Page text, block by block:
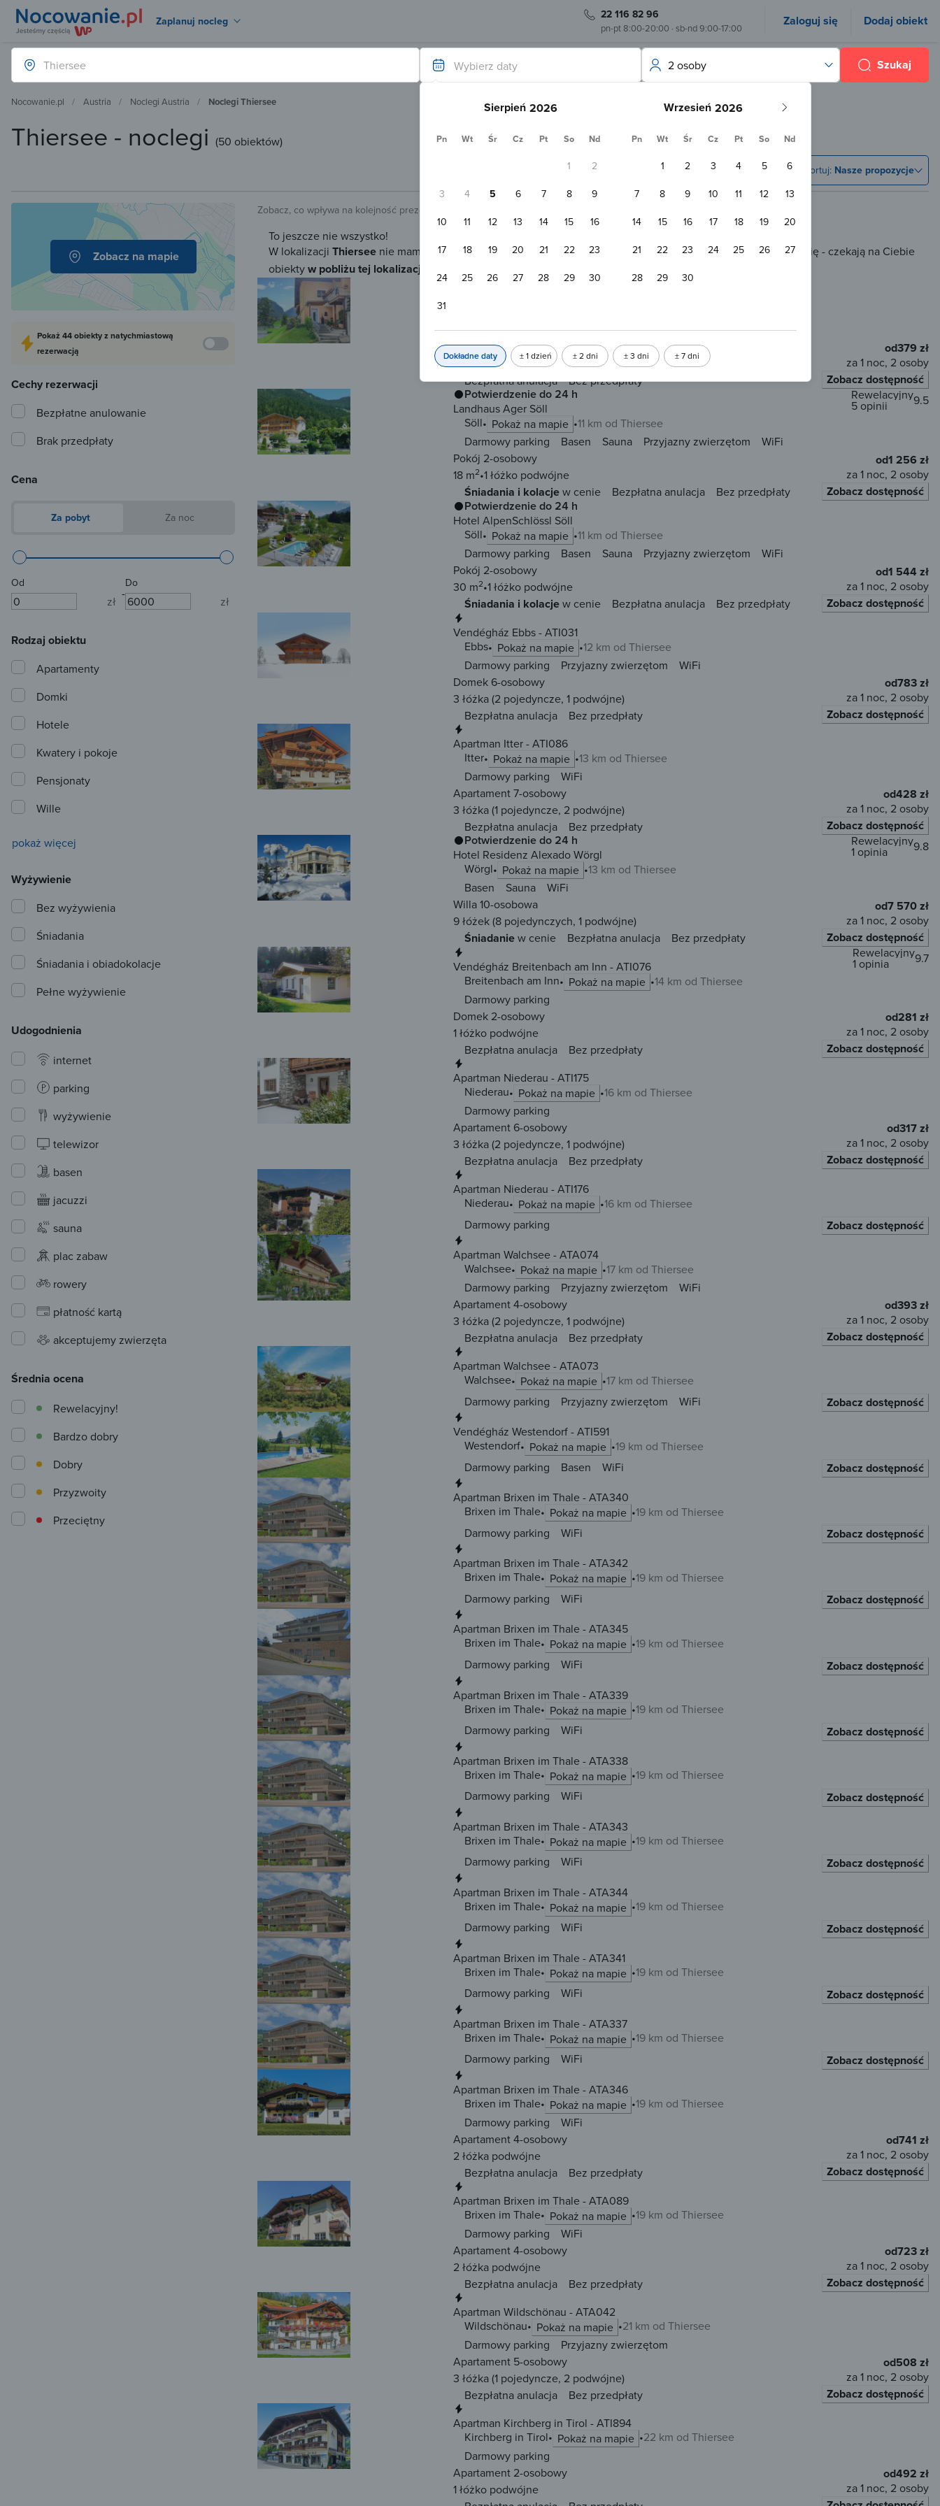
Zaplanuj nocleg 22 116 82 96
pn-pt 8:00-20:00 · sb-nd 9:00-17:00 Zaloguj się Dodaj obiekt
Wybierz daty
Sierpień Wrzesień
Pn Wt Śr Cz Pt So Nd Pn Wt Śr Cz Pt So Nd
1
2
3
4 5 6 7 8
9
10
11 12 13 14 15
16
17
18 19 20 21 22
23
24
25 26 27 28 29
30
31
1 2 3 4 5
6
7
8 9 10 11 12
13
14
15 16 17 18 19
20
21
22 23 24 25 26
27
28
29 30
Dokładne daty ± 1 dzień ± 2 dni ± 3 dni ± 7 dni
2 osoby Szukaj
Nocowanie.pl Austria Noclegi Austria Noclegi Thiersee
Thiersee - noclegi (50 obiektów)
Sortuj: Nasze propozycje
Zobacz, co wpływa na kolejność prezentowanych obiektów.
To jeszcze nie wszystko!
W lokalizacji Thiersee nie mamy więcej dostępnych noclegów z możliwością rezerwacji online, ale nie martw się - czekają na Ciebie
obiektyw pobliżu tej lokalizacji
Natychmiastowa rezerwacja
Przyjazny zwierzętom
WiFi
Apartament 4-osobowy
3 łóżka(2 pojedyncze, 1 podwójne)
Bezpłatna anulacja
Bez przedpłaty
od379 zł
za 1 noc, 2 osoby
Zobacz dostępność
Potwierdzenie do 24 h
Landhaus Ager Söll
Söll
Pokaż na mapie 11 km od Thiersee
9.5
Rewelacyjny
5 opinii
Darmowy parking Basen Sauna Przyjazny zwierzętom
WiFi
Pokój 2-osobowy
18 m2 1 łóżko podwójne
Śniadania i kolacjew cenie Bezpłatna anulacja Bez przedpłaty
od1 256 zł
za 1 noc, 2 osoby
Zobacz dostępność
Potwierdzenie do 24 h
Hotel AlpenSchlössl Söll
Söll
Pokaż na mapie
11 km od Thiersee
Darmowy parking
Basen Sauna Przyjazny zwierzętom
WiFi
Pokój 2-osobowy
30 m2 1 łóżko podwójne
Śniadania i kolacjew cenie Bezpłatna anulacja Bez przedpłaty
od1 544 zł
za 1 noc, 2 osoby
Zobacz dostępność
Vendégház Ebbs - ATI031
Ebbs
Pokaż na mapie
12 km od Thiersee
Darmowy parking
Przyjazny zwierzętom
WiFi
Domek 6-osobowy
3 łóżka(2 pojedyncze, 1 podwójne)
Bezpłatna anulacja
Bez przedpłaty
od783 zł
za 1 noc, 2 osoby
Zobacz dostępność
Apartman Itter - ATI086
Itter
Pokaż na mapie
13 km od Thiersee
Darmowy parking
WiFi
Apartament 7-osobowy
3 łóżka(1 pojedyncze, 2 podwójne)
Bezpłatna anulacja
Bez przedpłaty
od428 zł
za 1 noc, 2 osoby
Zobacz dostępność
Potwierdzenie do 24 h
Hotel Residenz Alexado Wörgl
Wörgl
Pokaż na mapie 13 km od Thiersee
9.8
Rewelacyjny
1 opinia
Basen Sauna
WiFi
Willa 10-osobowa
9 łóżek(8 pojedynczych, 1 podwójne)
Śniadaniew cenie Bezpłatna anulacja Bez przedpłaty
od7 570 zł
za 1 noc, 2 osoby
Zobacz dostępność
Vendégház Breitenbach am Inn - ATI076
Breitenbach am Inn
Pokaż na mapie 14 km od Thiersee
9.7
Rewelacyjny
1 opinia
Darmowy parking
Domek 2-osobowy
1 łóżko podwójne
Bezpłatna anulacja
Bez przedpłaty
od281 zł
za 1 noc, 2 osoby
Zobacz dostępność
Apartman Niederau - ATI175
Niederau
Pokaż na mapie
16 km od Thiersee
Darmowy parking
Apartament 6-osobowy
3 łóżka(2 pojedyncze, 1 podwójne)
Bezpłatna anulacja
Bez przedpłaty
od317 zł
za 1 noc, 2 osoby
Zobacz dostępność
Apartman Niederau - ATI176
Niederau
Pokaż na mapie
16 km od Thiersee
Darmowy parking
Zobacz dostępność
Apartman Walchsee - ATA074
Walchsee
Pokaż na mapie
17 km od Thiersee
Darmowy parking
Przyjazny zwierzętom
WiFi
Apartament 4-osobowy
3 łóżka(2 pojedyncze, 1 podwójne)
Bezpłatna anulacja
Bez przedpłaty
od393 zł
za 1 noc, 2 osoby
Zobacz dostępność
Apartman Walchsee - ATA073
Walchsee
Pokaż na mapie
17 km od Thiersee
Darmowy parking
Przyjazny zwierzętom WiFi
Zobacz dostępność
Vendégház Westendorf - ATI591
Westendorf
Pokaż na mapie
19 km od Thiersee
Darmowy parking
Basen WiFi
Zobacz dostępność
Apartman Brixen im Thale - ATA340
Brixen im Thale
Pokaż na mapie
19 km od Thiersee
Darmowy parking
WiFi
Zobacz dostępność
Apartman Brixen im Thale - ATA342
Brixen im Thale
Pokaż na mapie
19 km od Thiersee
Darmowy parking
WiFi
Zobacz dostępność
Apartman Brixen im Thale - ATA345
Brixen im Thale
Pokaż na mapie
19 km od Thiersee
Darmowy parking
WiFi
Zobacz dostępność
Apartman Brixen im Thale - ATA339
Brixen im Thale
Pokaż na mapie
19 km od Thiersee
Darmowy parking
WiFi
Zobacz dostępność
Apartman Brixen im Thale - ATA338
Brixen im Thale
Pokaż na mapie
19 km od Thiersee
Darmowy parking
WiFi
Zobacz dostępność
Apartman Brixen im Thale - ATA343
Brixen im Thale
Pokaż na mapie
19 km od Thiersee
Darmowy parking
WiFi
Zobacz dostępność
Apartman Brixen im Thale - ATA344
Brixen im Thale
Pokaż na mapie
19 km od Thiersee
Darmowy parking
WiFi
Zobacz dostępność
Apartman Brixen im Thale - ATA341
Brixen im Thale
Pokaż na mapie
19 km od Thiersee
Darmowy parking
WiFi
Zobacz dostępność
Apartman Brixen im Thale - ATA337
Brixen im Thale
Pokaż na mapie
19 km od Thiersee
Darmowy parking
WiFi
Zobacz dostępność
Apartman Brixen im Thale - ATA346
Brixen im Thale
Pokaż na mapie
19 km od Thiersee
Darmowy parking
WiFi
Apartament 4-osobowy
2 łóżka podwójne
Bezpłatna anulacja
Bez przedpłaty
od741 zł
za 1 noc, 2 osoby
Zobacz dostępność
Apartman Brixen im Thale - ATA089
Brixen im Thale
Pokaż na mapie
19 km od Thiersee
Darmowy parking
WiFi
Apartament 4-osobowy
2 łóżka podwójne
Bezpłatna anulacja
Bez przedpłaty
od723 zł
za 1 noc, 2 osoby
Zobacz dostępność
Apartman Wildschönau - ATA042
Wildschönau
Pokaż na mapie
21 km od Thiersee
Darmowy parking
Przyjazny zwierzętom
Apartament 5-osobowy
3 łóżka(1 pojedyncze, 2 podwójne)
Bezpłatna anulacja
Bez przedpłaty
od508 zł
za 1 noc, 2 osoby
Zobacz dostępność
Apartman Kirchberg in Tirol - ATI894
Kirchberg in Tirol
Pokaż na mapie
22 km od Thiersee
Darmowy parking
Apartament 2-osobowy
1 łóżko podwójne
od492 zł
za 1 noc, 2 osoby
Zobacz na mapie
Pokaż44 obiektyz natychmiastową
rezerwacją
Cechy rezerwacji
Bezpłatne anulowanie
Brak przedpłaty
Cena
Za pobyt Za noc
Od
zł
-
Do
zł
Rodzaj obiektu
Apartamenty
Domki
Hotele
Kwatery i pokoje
Pensjonaty
Wille
pokaż więcej
Wyżywienie
Bez wyżywienia
Śniadania
Śniadania i obiadokolacje
Pełne wyżywienie
Udogodnienia
internet
parking
wyżywienie
telewizor
basen
jacuzzi
sauna
plac zabaw
rowery
płatność kartą
akceptujemy zwierzęta
Średnia ocena
Przeciętny
Przyzwoity
Dobry
Bardzo dobry
Rewelacyjny!